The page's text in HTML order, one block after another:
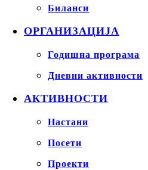
Биланси
ОРГАНИЗАЦИЈА
Годишна програма
Дневни активности
АКТИВНОСТИ
Настани
Посети
Проекти